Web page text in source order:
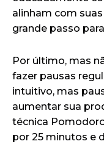
alinham com
grande passo
Por último, mas
fazer pausas
intuitivo, mas
aumentar sua
técnica
por 25 minutos e